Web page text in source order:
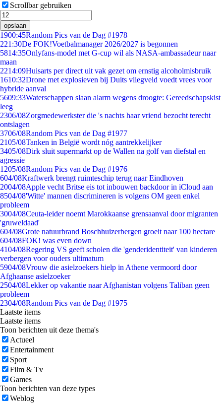
Scrollbar gebruiken
opslaan
1900:45Random Pics van de Dag #1978
221:30De FOK!Voetbalmanager 2026/2027 is begonnen
5814:35Onlyfans-model met G-cup wil als NASA-ambassadeur naar
maan
2214:09Huisarts per direct uit vak gezet om ernstig alcoholmisbruik
1610:32Drone met explosieven bij Duits vliegveld voedt vrees voor
hybride aanval
5609:33Waterschappen slaan alarm wegens droogte: Gereedschapskist
leeg
2306/08Zorgmedewerkster die 's nachts haar vriend bezocht terecht
ontslagen
3706/08Random Pics van de Dag #1977
2105/08Tanken in België wordt nóg aantrekkelijker
3405/08Dirk sluit supermarkt op de Wallen na golf van diefstal en
agressie
1205/08Random Pics van de Dag #1976
604/08Kraftwerk brengt ruimteschip terug naar Eindhoven
2004/08Apple vecht Britse eis tot inbouwen backdoor in iCloud aan
8504/08'Witte' mannen discrimineren is volgens OM geen enkel
probleem
3004/08Ceuta-leider noemt Marokkaanse grensaanval door migranten
'gruweldaad'
604/08Grote natuurbrand Boschhuizerbergen groeit naar 100 hectare
604/08FOK! was even down
4104/08Regering VS geeft scholen die 'genderidentiteit' van kinderen
verbergen voor ouders ultimatum
5904/08Vrouw die asielzoekers hielp in Athene vermoord door
Afghaanse asielzoeker
2504/08Lekker op vakantie naar Afghanistan volgens Taliban geen
probleem
2304/08Random Pics van de Dag #1975
Laatste items
Laatste items
Toon berichten uit deze thema's
Actueel
Entertainment
Sport
Film & Tv
Games
Toon berichten van deze types
Weblog